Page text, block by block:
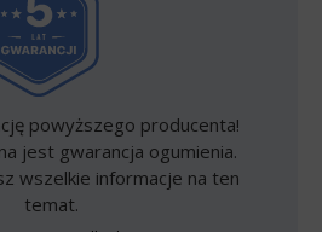
powyższego producenta!
jest gwarancja ogumienia.
wszelkie informacje na ten
temat.